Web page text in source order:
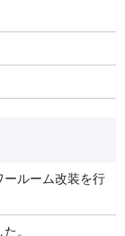
ルーム改装を行
。